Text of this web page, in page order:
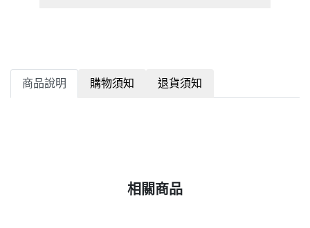
商品說明 購物須知 退貨須知
相關商品